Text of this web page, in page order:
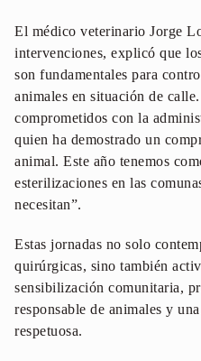
El médico veterinario Jorge
intervenciones, explicó que
son fundamentales para
animales en situación de
comprometidos con la
quien ha demostrado un
animal. Este año tenemos
esterilizaciones en las
necesitan”.
Estas jornadas no solo
quirúrgicas, sino también
sensibilización comunitaria,
responsable de animales y
respetuosa.